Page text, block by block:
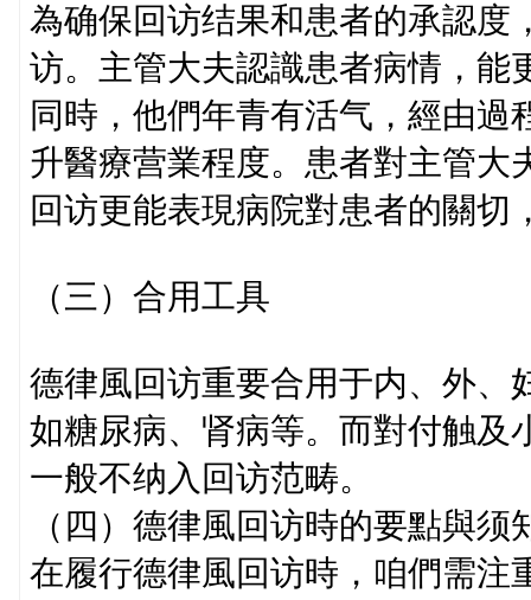
為确保回访结果和患者的承認度
访。主管大夫認識患者病情，能
同時，他們年青有活气，經由
升醫療营業程度。患者對主管大
回访更能表現病院對患者的關
（三）合用工具
德律風回访重要合用于内、外、
如糖尿病、肾病等。而對付触及
一般不纳入回访范畴。
（四）德律風回访時的要點與须
在履行德律風回访時，咱們需注